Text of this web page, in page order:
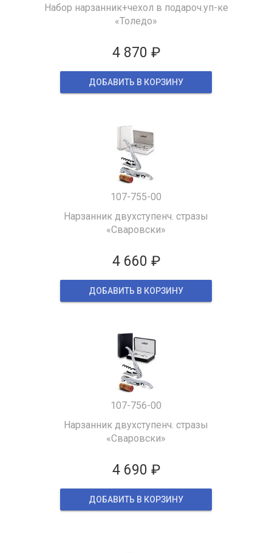
Набор нарзанник+чехол в подароч.уп-ке
«Толедо»
4 870 ₽
ДОБАВИТЬ В КОРЗИНУ
107-755-00
Нарзанник двухступенч. стразы
«Сваровски»
4 660 ₽
ДОБАВИТЬ В КОРЗИНУ
107-756-00
Нарзанник двухступенч. стразы
«Сваровски»
4 690 ₽
ДОБАВИТЬ В КОРЗИНУ